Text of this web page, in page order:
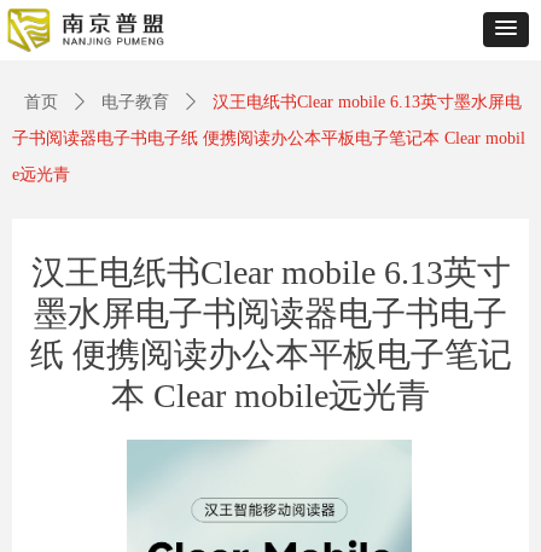
ControlType:productSlideBind Error:未将对象引用设置到对象的实例。
首页 ꄲ 电子教育 ꄲ
汉王电纸书Clear mobile 6.13英寸墨水屏电
子书阅读器电子书电子纸 便携阅读办公本平板电子笔记本 Clear mobil
e远光青
汉王电纸书Clear mobile 6.13英寸
墨水屏电子书阅读器电子书电子
纸 便携阅读办公本平板电子笔记
本 Clear mobile远光青